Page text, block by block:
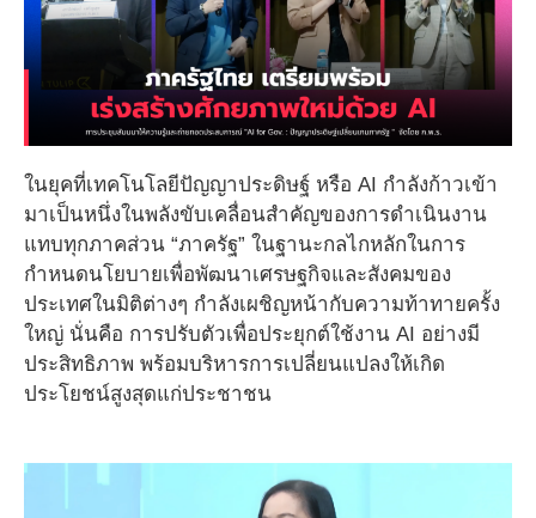
ในยุคที่เทคโนโลยีปัญญาประดิษฐ์ หรือ AI กำลังก้าวเข้า
มาเป็นหนึ่งในพลังขับเคลื่อนสำคัญของการดำเนินงาน
แทบทุกภาคส่วน “ภาครัฐ” ในฐานะกลไกหลักในการ
กำหนดนโยบายเพื่อพัฒนาเศรษฐกิจและสังคมของ
ประเทศในมิติต่างๆ กำลังเผชิญหน้ากับความท้าทายครั้ง
ใหญ่ นั่นคือ การปรับตัวเพื่อประยุกต์ใช้งาน AI อย่างมี
ประสิทธิภาพ พร้อมบริหารการเปลี่ยนแปลงให้เกิด
ประโยชน์สูงสุดแก่ประชาชน